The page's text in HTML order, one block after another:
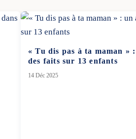
« Tu dis pas à ta maman
des faits sur 13 enfants
14 Déc 2025